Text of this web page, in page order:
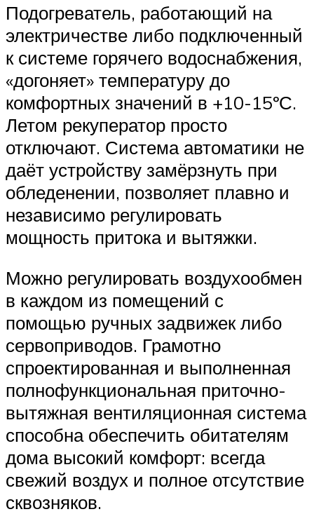
Подогреватель, работающий на
электричестве либо подключенный
к системе горячего водоснабжения,
«догоняет» температуру до
комфортных значений в +10-15ºС.
Летом рекуператор просто
отключают. Система автоматики не
даёт устройству замёрзнуть при
обледенении, позволяет плавно и
независимо регулировать
мощность притока и вытяжки.
Можно регулировать воздухообмен
в каждом из помещений с
помощью ручных задвижек либо
сервоприводов. Грамотно
спроектированная и выполненная
полнофункциональная приточно-
вытяжная вентиляционная система
способна обеспечить обитателям
дома высокий комфорт: всегда
свежий воздух и полное отсутствие
сквозняков.